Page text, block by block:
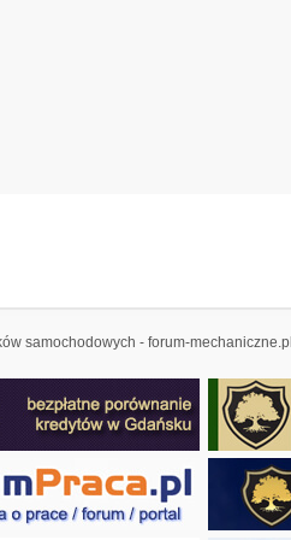
samochodowych - forum-mechaniczne.pl